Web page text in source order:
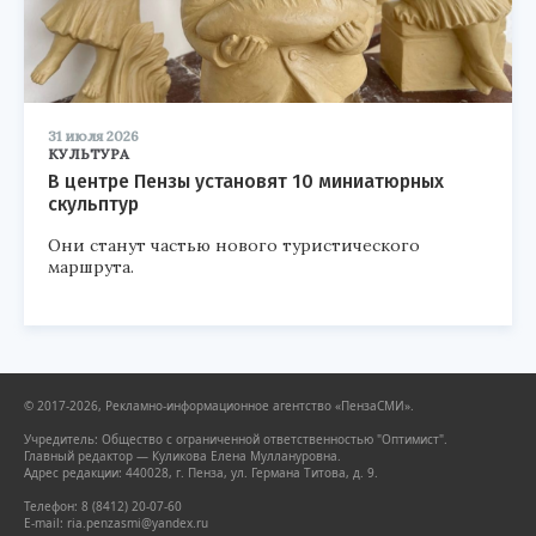
31 июля 2026
КУЛЬТУРА
В центре Пензы установят 10 миниатюрных
скульптур
Они станут частью нового туристического
маршрута.
© 2017-2026, Рекламно-информационное агентство «ПензаСМИ».
Учредитель: Общество с ограниченной ответственностью "Оптимист".
Главный редактор — Куликова Елена Муллануровна.
Адрес редакции: 440028, г. Пенза, ул. Германа Титова, д. 9.
Телефон: 8 (8412) 20-07-60
E-mail: ria.penzasmi@yandex.ru